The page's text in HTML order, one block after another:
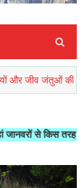
जीव जंतुओं की रिहाइश
से किस तरह का सलूक